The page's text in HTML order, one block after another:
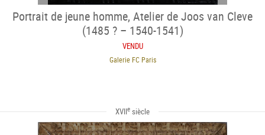
Portrait de jeune homme, Atelier de Joos van Cleve
(1485 ? – 1540-1541)
VENDU
Galerie FC Paris
XVIIe siècle